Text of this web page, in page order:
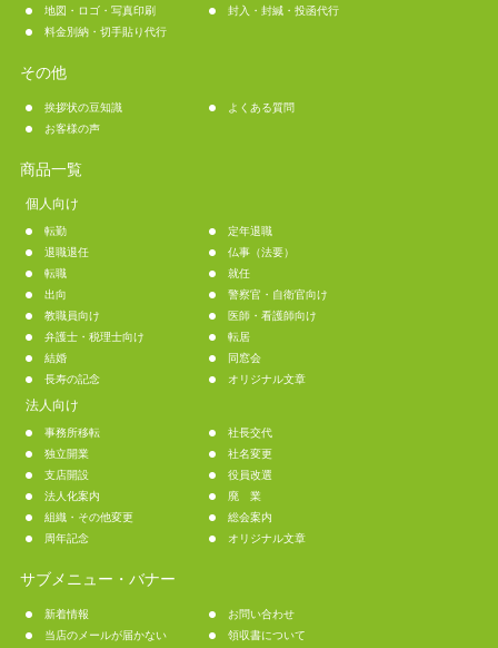
地図・ロゴ・写真印刷
封入・封緘・投函代行
料金別納・切手貼り代行
その他
挨拶状の豆知識
よくある質問
お客様の声
商品一覧
個人向け
転勤
定年退職
退職退任
仏事（法要）
転職
就任
出向
警察官・自衛官向け
教職員向け
医師・看護師向け
弁護士・税理士向け
転居
結婚
同窓会
長寿の記念
オリジナル文章
法人向け
事務所移転
社長交代
独立開業
社名変更
支店開設
役員改選
法人化案内
廃 業
組織・その他変更
総会案内
周年記念
オリジナル文章
サブメニュー・バナー
新着情報
お問い合わせ
当店のメールが届かない
領収書について